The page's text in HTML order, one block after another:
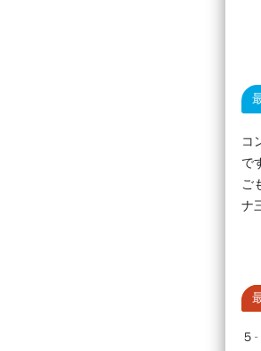
コ
で
ご
ナ
５